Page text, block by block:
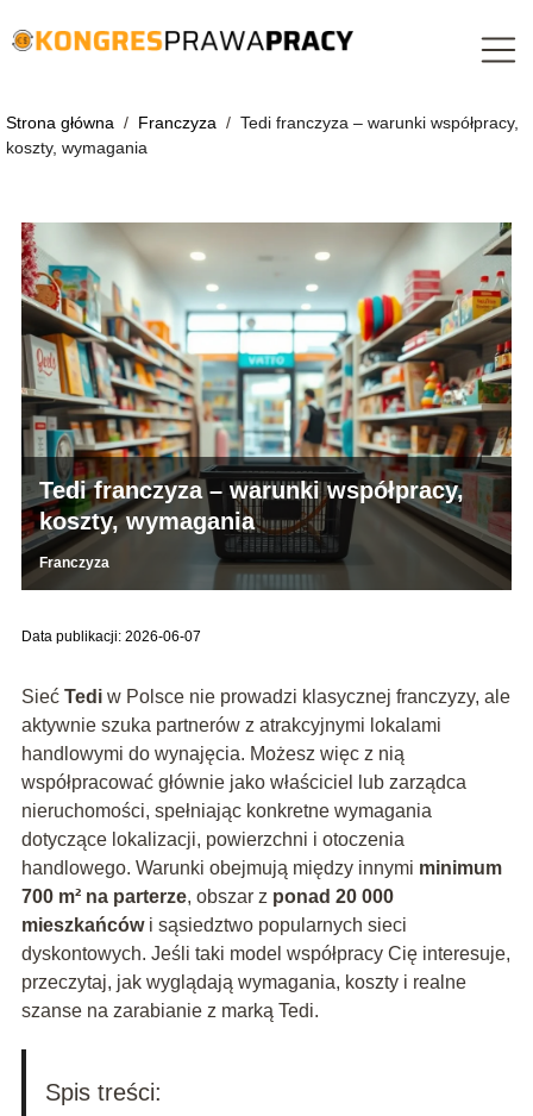
Strona główna / Franczyza / Tedi franczyza – warunki współpracy,
koszty, wymagania
Tedi franczyza – warunki współpracy,
koszty, wymagania
Franczyza
Data publikacji: 2026-06-07
Sieć Tediw Polsce nie prowadzi klasycznej franczyzy, ale
aktywnie szuka partnerów z atrakcyjnymi lokalami
handlowymi do wynajęcia. Możesz więc z nią
współpracować głównie jako właściciel lub zarządca
nieruchomości, spełniając konkretne wymagania
dotyczące lokalizacji, powierzchni i otoczenia
handlowego. Warunki obejmują między innymi minimum
700 m² na parterze, obszar z ponad 20 000
mieszkańcówi sąsiedztwo popularnych sieci
dyskontowych. Jeśli taki model współpracy Cię interesuje,
przeczytaj, jak wyglądają wymagania, koszty i realne
szanse na zarabianie z marką Tedi.
Spis treści: